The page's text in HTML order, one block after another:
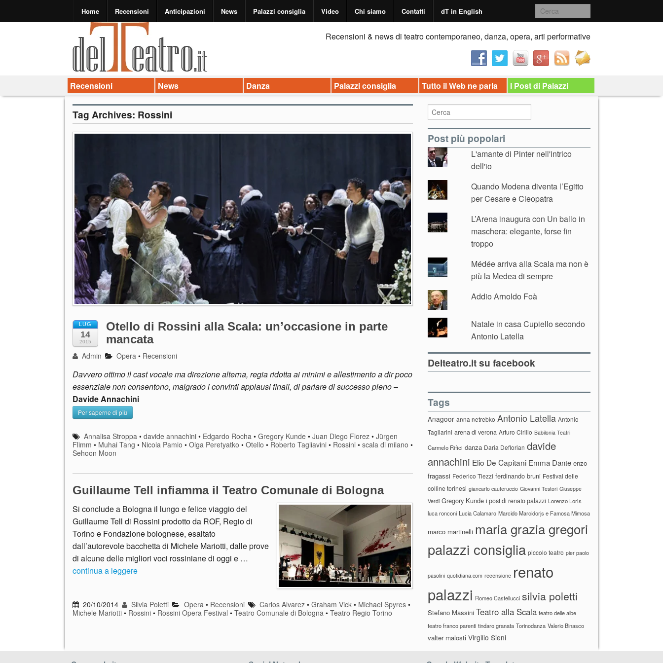
Home Recensioni Anticipazioni News Palazzi consiglia Video Chi siamo Contatti dT in English
Recensioni & news di teatro contemporaneo, danza, opera, arti performative
Recensioni News Danza Palazzi consiglia Tutto il Web ne parla I Post di Palazzi
Tag Archives: Rossini
LUG
14
2015
Otello di Rossini alla Scala: un’occasione in parte
mancata
Admin Opera • Recensioni
Davvero ottimo il cast vocale ma direzione alterna, regia ridotta ai minimi e allestimento a dir poco
essenziale non consentono, malgrado i convinti applausi finali, di parlare di successo pieno–
Davide Annachini
Per saperne di più
Annalisa Stroppa •davide annachini • Edgardo Rocha •Gregory Kunde •Juan Diego Florez •Jürgen
Flimm • Muhai Tang • Nicola Pamio • Olga Peretyatko • Otello • Roberto Tagliavini • Rossini • scala di milano •
Sehoon Moon
Guillaume Tell infiamma il Teatro Comunale di Bologna
Si conclude a Bologna il lungo e felice viaggio del
Guillaume Tell di Rossini prodotto da ROF, Regio di
Torino e Fondazione bolognese, esaltato
dall’autorevole bacchetta di Michele Mariotti, dalle prove
di alcune delle migliori voci rossiniane di oggi e …
continua a leggere
20/10/2014 Silvia Poletti Opera• Recensioni Carlos Alvarez• Graham Vick• Michael Spyres•
Michele Mariotti • Rossini • Rossini Opera Festival • Teatro Comunale di Bologna • Teatro Regio Torino
Post più popolari
L'amante di Pinter nell'intrico
dell'io
Quando Modena diventa l’Egitto
per Cesare e Cleopatra
L’Arena inaugura con Un ballo in
maschera: elegante, forse fin
troppo
Médée arriva alla Scala ma non è
più la Medea di sempre
Addio Arnoldo Foà
Natale in casa Cupiello secondo
Antonio Latella
Delteatro.it su facebook
Tags
Anagoor anna netrebko Antonio Latella Antonio
Tagliarini arena di verona Arturo Cirillo Babilonia Teatri
Carmelo Rifici danza Daria Deflorian davide
annachini Elio De Capitani Emma Dante enzo
fragassi Federico Tiezzi ferdinando bruni Festival delle
colline torinesi giancarlo cauteruccio Giovanni Testori Giuseppe
Verdi Gregory Kunde i post di renato palazzi Lorenzo Loris
luca ronconi Lucia Calamaro Marcido Marcidorjs e Famosa Mimosa
marco martinelli maria grazia gregori
palazzi consiglia piccolo teatro pier paolo
pasolini quotidiana.com recensione renato
palazzi Romeo Castellucci silvia poletti
Stefano Massini Teatro alla Scala teatro delle albe
teatro franco parenti tindaro granata Torinodanza Valerio Binasco
valter malosti Virgilio Sieni